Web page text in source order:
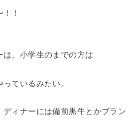
！
は、小学生のまでの方は
ているみたい。
ィナーには備前黒牛とかブラン